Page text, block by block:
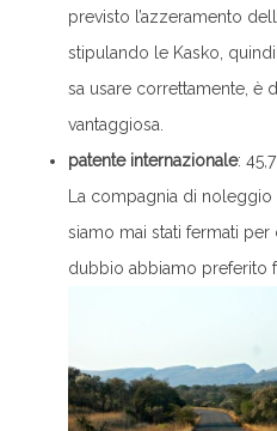
previsto l’azzeramento
stipulando le Kasko,
sa usare correttamente, è
vantaggiosa.
patente internazionale:
La compagnia di noleggio
siamo mai stati fermati
dubbio abbiamo preferito